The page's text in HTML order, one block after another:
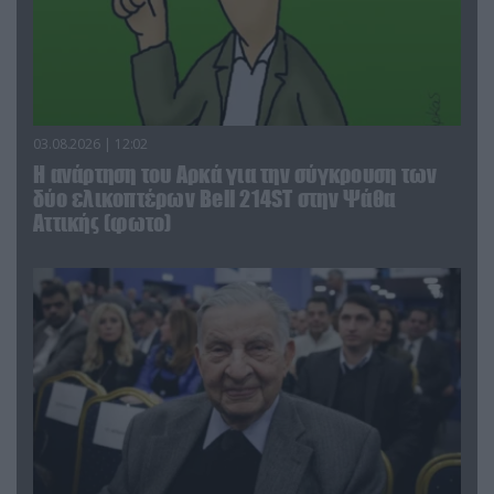
03.08.2026 | 12:02
Η ανάρτηση του Αρκά για την σύγκρουση των
δύο ελικοπτέρων Bell 214ST στην Ψάθα
Αττικής (φωτο)